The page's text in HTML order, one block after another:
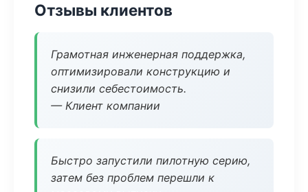
Отзывы клиентов
Грамотная инженерная поддержка,
оптимизировали конструкцию и
снизили себестоимость.
— Клиент компании
Быстро запустили пилотную серию,
затем без проблем перешли к